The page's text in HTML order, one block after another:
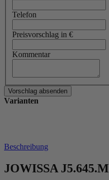
Telefon
Preisvorschlag in €
Kommentar
Varianten
Beschreibung
JOWISSA J5.645.M